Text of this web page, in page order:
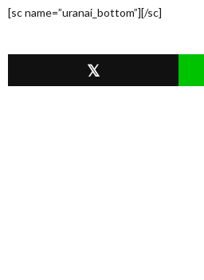
[sc name=”uranai_bottom”][/sc]